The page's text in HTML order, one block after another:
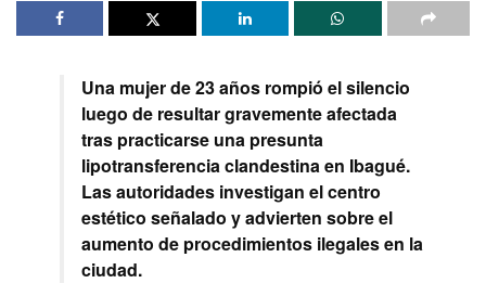
Una mujer de 23 años rompió el silencio
luego de resultar gravemente afectada
tras practicarse una presunta
lipotransferencia clandestina en Ibagué.
Las autoridades investigan el centro
estético señalado y advierten sobre el
aumento de procedimientos ilegales en la
ciudad.